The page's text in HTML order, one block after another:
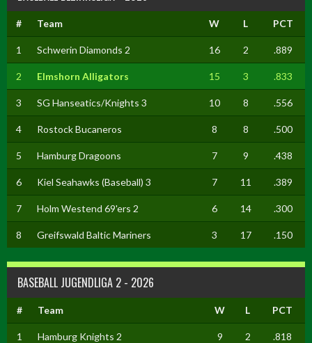
# Team W L PCT
1 Schwerin Diamonds 2 16 2 .889
2 Elmshorn Alligators 15 3 .833
3 SG Hanseatics/Knights 3 10 8 .556
4 Rostock Bucaneros 8 8 .500
5 Hamburg Dragoons 7 9 .438
6 Kiel Seahawks (Baseball) 3 7 11 .389
7 Holm Westend 69'ers 2 6 14 .300
8 Greifswald Baltic Mariners 3 17 .150
BASEBALL JUGENDLIGA 2 - 2026
# Team W L PCT
1 Hamburg Knights 2 9 2 .818